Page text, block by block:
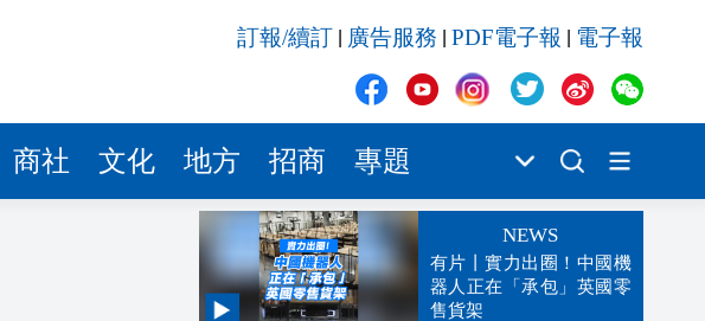
訂報/續訂 廣告服務 PDF電子報 電子報
商社 文化 地方 招商 專題
NEWS
有片丨實力出圈！中國機
器人正在「承包」英國零
售貨架